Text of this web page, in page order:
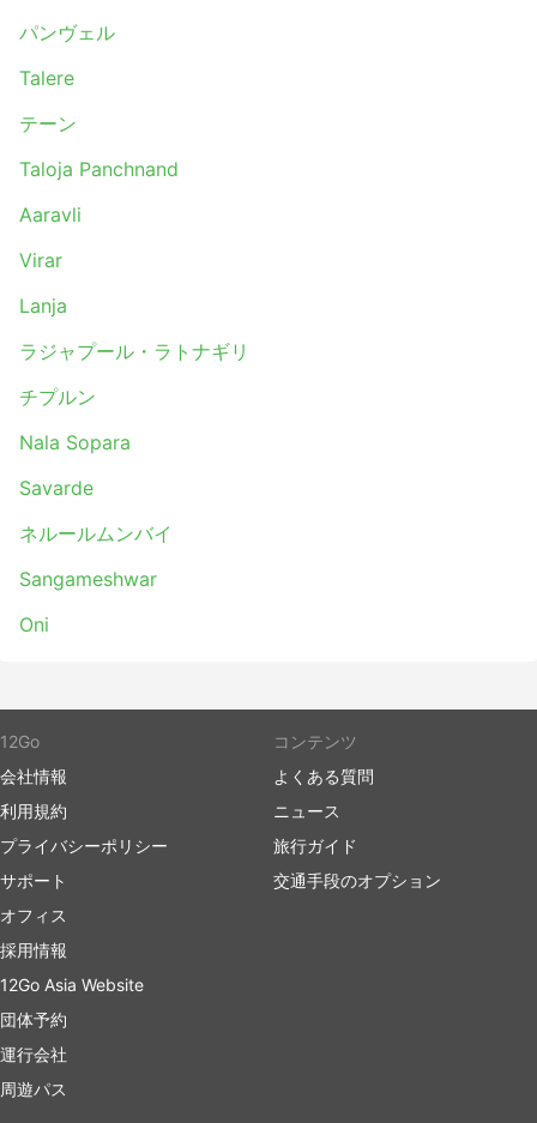
パンヴェル
Talere
テーン
Taloja Panchnand
Aaravli
Virar
Lanja
ラジャプール・ラトナギリ
チプルン
Nala Sopara
Savarde
ネルールムンバイ
Sangameshwar
Oni
12Go
会社情報
利用規約
プライバシーポリシー
サポート
オフィス
採用情報
12Go Asia Website
団体予約
運行会社
周遊パス
コンテンツ
よくある質問
ニュース
旅行ガイド
交通手段のオプション